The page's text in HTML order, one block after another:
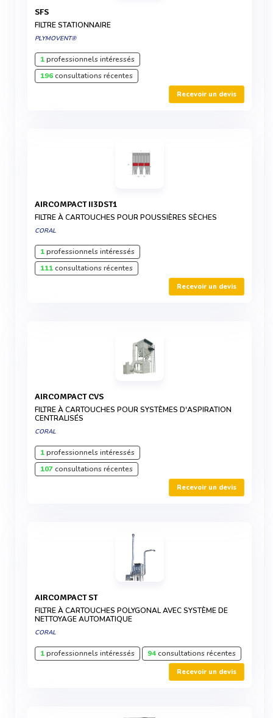
SFS
FILTRE STATIONNAIRE
PLYMOVENT®
1professionnels intéressés
196consultations récentes
Recevoir un devis
AIRCOMPACT II3DST1
FILTRE À CARTOUCHES POUR POUSSIÈRES SÈCHES
CORAL
1professionnels intéressés
111consultations récentes
Recevoir un devis
AIRCOMPACT CVS
FILTRE À CARTOUCHES POUR SYSTÈMES D'ASPIRATION
CENTRALISÉS
CORAL
1professionnels intéressés
107consultations récentes
Recevoir un devis
AIRCOMPACT ST
FILTRE À CARTOUCHES POLYGONAL AVEC SYSTÈME DE
NETTOYAGE AUTOMATIQUE
CORAL
1professionnels intéressés 94consultations récentes
Recevoir un devis